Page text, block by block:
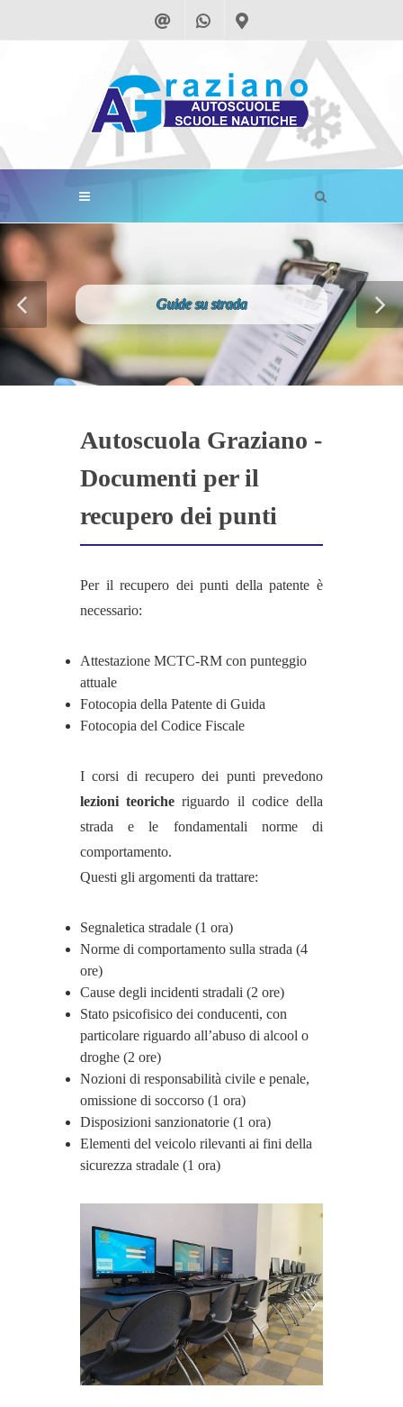
Guide su strada
Autoscuola Graziano -
Documenti per il
recupero dei punti
Per il recupero dei punti della patente è
necessario:
Attestazione MCTC-RM con punteggio
attuale
Fotocopia della Patente di Guida
Fotocopia del Codice Fiscale
I corsi di recupero dei punti prevedono
lezioni teoriche riguardo il codice della
strada e le fondamentali norme di
comportamento.
Questi gli argomenti da trattare:
Segnaletica stradale (1 ora)
Norme di comportamento sulla strada (4
ore)
Cause degli incidenti stradali (2 ore)
Stato psicofisico dei conducenti, con
particolare riguardo all’abuso di alcool o
droghe (2 ore)
Nozioni di responsabilità civile e penale,
omissione di soccorso (1 ora)
Disposizioni sanzionatorie (1 ora)
Elementi del veicolo rilevanti ai fini della
sicurezza stradale (1 ora)